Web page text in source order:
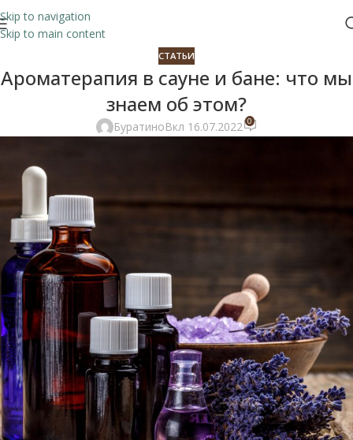
Skip to navigation
Skip to main content
СТАТЬИ
Ароматерапия в сауне и бане: что мы
знаем об этом?
БуратиноВкл 16.07.2022 0